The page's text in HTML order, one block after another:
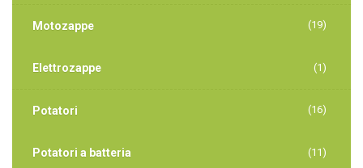
Motozappe (19)
Elettrozappe (1)
Potatori (16)
Potatori a batteria (11)